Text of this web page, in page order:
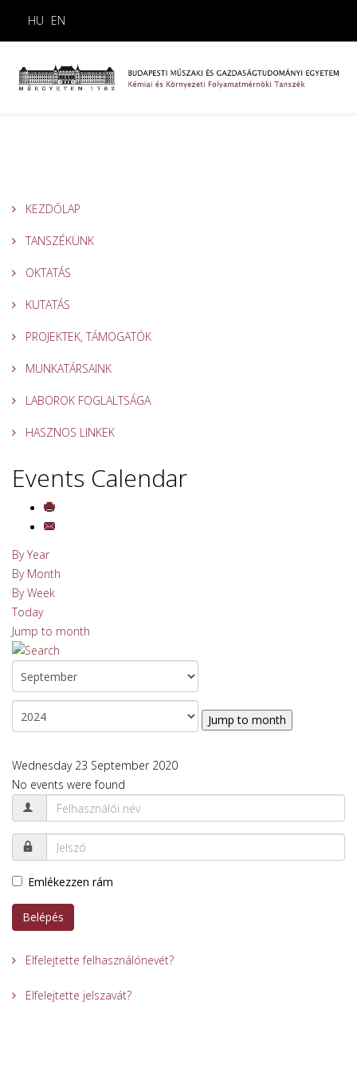
HU EN
KEZDŐLAP
TANSZÉKÜNK
OKTATÁS
KUTATÁS
PROJEKTEK, TÁMOGATÓK
MUNKATÁRSAINK
LABOROK FOGLALTSÁGA
HASZNOS LINKEK
Events Calendar
By Year
By Month
By Week
Today
Jump to month
Jump to month
Wednesday 23 September 2020
No events were found
Emlékezzen rám
Belépés
Elfelejtette felhasználónevét?
Elfelejtette jelszavát?